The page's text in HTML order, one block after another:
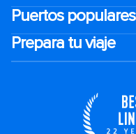
Puertos populares
Prepara tu viaje